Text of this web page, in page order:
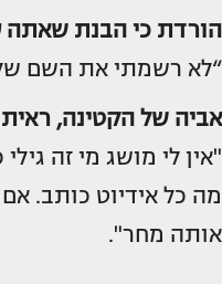
הורדת כי הבנת שאתה
“לא רשמתי את השם
אביה של הקטינה,
"אין לי מושג מי זה
מה כל אידיוט כותב.
אותה מחר".